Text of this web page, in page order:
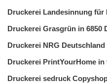
Druckerei Landesinnung für
Druckerei Grasgrün in 6850
Druckerei NRG
Druckerei PrintYourHome in
Druckerei sedruck